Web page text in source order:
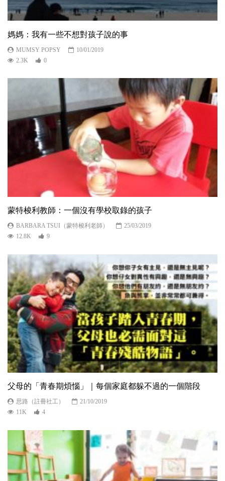
媽媽：我有一些不想對孩子說的事
MUMSY POPSY
10/01/2019
2.3K
0
蒙特梭利教師：一個沒有學校取錄的孩子
BARBARA TSUI（蒙特梭利老師）
25/03/2019
12.8K
9
父母的「青春期煩惱」｜每個家庭都躲不過的一個階段
思路（註冊社工）
21/10/2019
11K
4